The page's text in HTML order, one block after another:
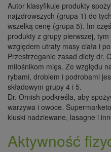
Autor klasyfikuje produkty
najzdrowszych (grupa 1) do
wszelką cenę (grupa 5). Im
produkty z grupy pierwszej,
względem utraty masy ciała i
Przestrzeganie zasad diety dr.
miłośnikom mięs. Ze względu
rybami, drobiem i podrobami
składowym grupy 4 i 5.
Dr. Ornish podkreśla, aby
warzywa i owoce.
kluski nadziewane, lasagne i
Aktywność